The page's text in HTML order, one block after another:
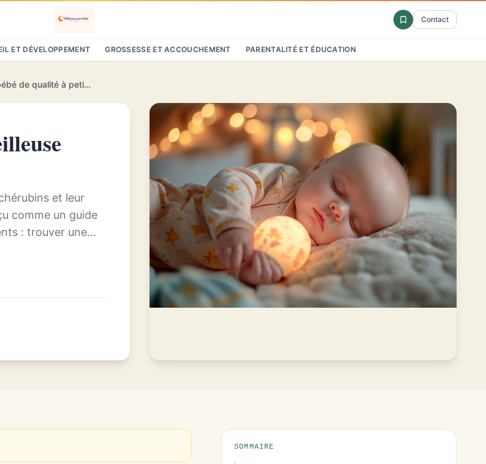
Contact
ET DÉVELOPPEMENT GROSSESSE ET ACCOUCHEMENT PARENTALITÉ ET ÉDUCATION
Guide d'achat : trouver une veilleuse bébé de qualité à petit prix
et leur
comme un guide
: trouver une
SOMMAIRE